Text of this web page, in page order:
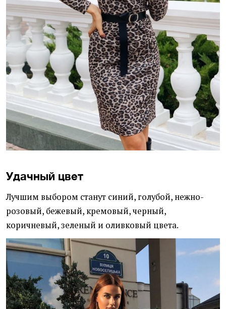
Удачный цвет
Лучшим выбором станут синий, голубой, нежно-
розовый, бежевый, кремовый, черный,
коричневый, зеленый и оливковый цвета.